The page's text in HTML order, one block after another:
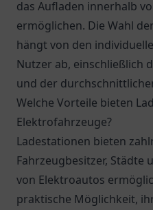
das Aufladen innerhalb
ermöglichen. Die Wahl
hängt von den
Nutzer ab, einschließlich
und der
Welche Vorteile bieten
Elektrofahrzeuge?
Ladestationen bieten
Fahrzeugbesitzer, Städte
von Elektroautos
praktische Möglichkeit,